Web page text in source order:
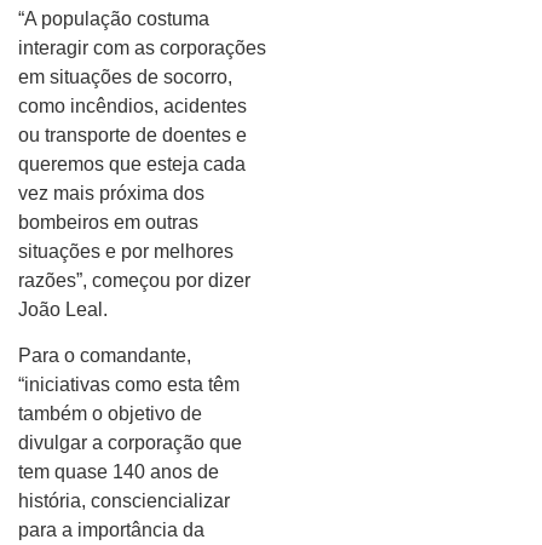
“A população costuma
interagir com as corporações
em situações de socorro,
como incêndios, acidentes
ou transporte de doentes e
queremos que esteja cada
vez mais próxima dos
bombeiros em outras
situações e por melhores
razões”, começou por dizer
João Leal.
Para o comandante,
“iniciativas como esta têm
também o objetivo de
divulgar a corporação que
tem quase 140 anos de
história, consciencializar
para a importância da